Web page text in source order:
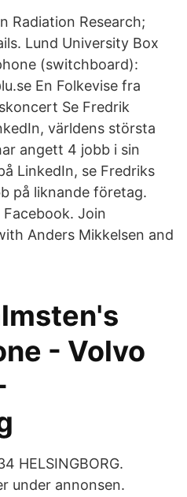
Radiation Research;
Lund University Box
(switchboard):
En Folkevise fra
Se Fredrik
världens största
angett 4 jobb i sin
LinkedIn, se Fredriks
på liknande företag.
Join
Anders Mikkelsen and
- Volvo
HELSINGBORG.
under annonsen.